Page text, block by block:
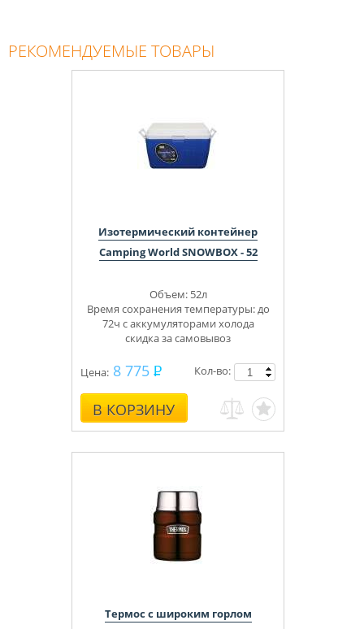
РЕКОМЕНДУЕМЫЕ ТОВАРЫ
Изотермический контейнер
Camping World SNOWBOX - 52
Объем: 52л
Время сохранения температуры: до
72ч с аккумуляторами холода
скидка за самовывоз
Цена: 8 775
В КОРЗИНУ
Кол-во:
Термос с широким горлом